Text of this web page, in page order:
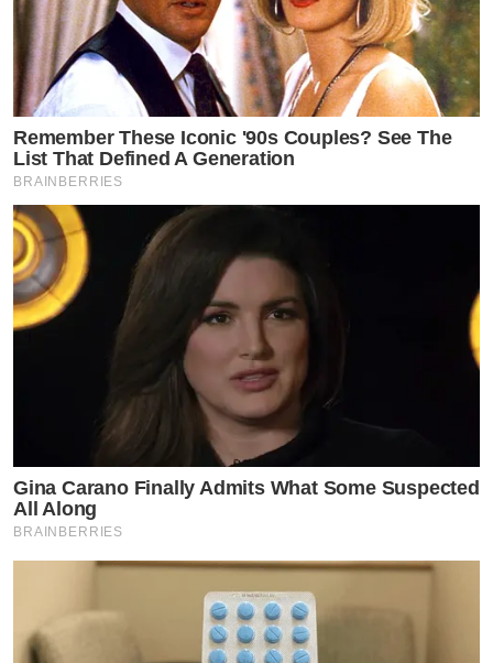
Remember These Iconic '90s Couples? See The
List That Defined A Generation
BRAINBERRIES
Gina Carano Finally Admits What Some Suspected
All Along
BRAINBERRIES